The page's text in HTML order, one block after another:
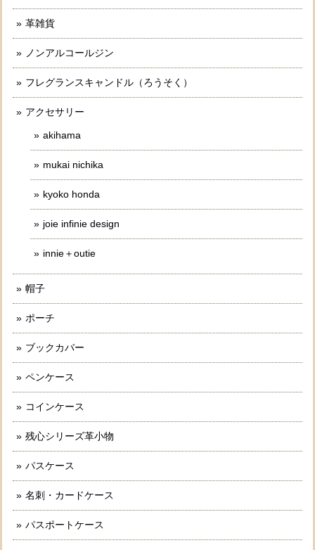
革雑貨
ノンアルコールジン
フレグランスキャンドル（ろうそく）
アクセサリー
akihama
mukai nichika
kyoko honda
joie infinie design
innie＋outie
帽子
ポーチ
ブックカバー
ペンケース
コインケース
残心シリーズ革小物
パスケース
名刺・カードケース
パスポートケース